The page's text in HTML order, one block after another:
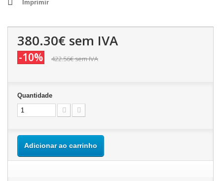
Imprimir
380.30€ sem IVA
-10% 422.56€sem IVA
Quantidade
Adicionar ao carrinho